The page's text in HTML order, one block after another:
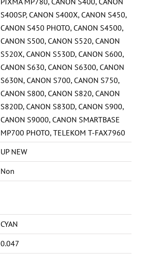
S400SP, CANON S400X, CANON S450,
CANON S450 PHOTO, CANON S4500,
CANON S500, CANON S520, CANON
S520X, CANON S530D, CANON S600,
CANON S630, CANON S6300, CANON
S630N, CANON S700, CANON S750,
CANON S800, CANON S820, CANON
S820D, CANON S830D, CANON S900,
CANON S9000, CANON SMARTBASE
MP700 PHOTO, TELEKOM T-FAX7960
UP NEW
Non
CYAN
0.047